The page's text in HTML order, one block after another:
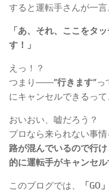
すると運転手さんが一言
「あ、それ、ここをタ
す！」
えっ！？
つまり――”行きます”っ
にキャンセルできるって
おいおい、嘘だろう？
プロなら来られない事
路が混んでいるので行け
的に運転手がキャンセル
このブログでは、 「GO」